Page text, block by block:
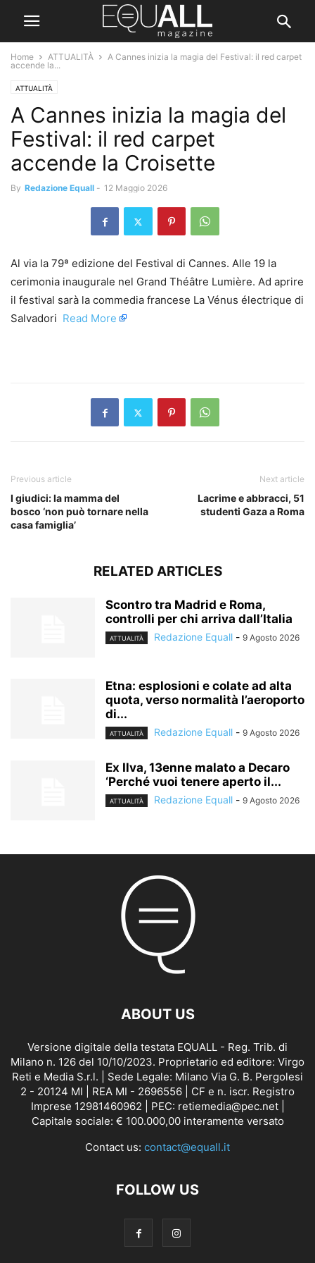
Home ATTUALITÀ
A Cannes inizia la magia del Festival: il red carpet
accende la...
ATTUALITÀ
A Cannes inizia la magia del
Festival: il red carpet
accende la Croisette
By Redazione Equall - 12 Maggio 2026
Al via la 79ª edizione del Festival di Cannes. Alle 19 la
cerimonia inaugurale nel Grand Théâtre Lumière. Ad aprire
il festival sarà la commedia francese La Vénus électrique di
Salvadori ​ Read More
Previous article
I giudici: la mamma del
bosco ‘non può tornare nella
casa famiglia’
Next article
Lacrime e abbracci, 51
studenti Gaza a Roma
RELATED ARTICLES
Scontro tra Madrid e Roma,
controlli per chi arriva dall’Italia
ATTUALITÀ Redazione Equall - 9 Agosto 2026
Etna: esplosioni e colate ad alta
quota, verso normalità l’aeroporto
di...
ATTUALITÀ Redazione Equall - 9 Agosto 2026
Ex Ilva, 13enne malato a Decaro
‘Perché vuoi tenere aperto il...
ATTUALITÀ Redazione Equall - 9 Agosto 2026
ABOUT US
Versione digitale della testata EQUALL - Reg. Trib. di
Milano n. 126 del 10/10/2023. Proprietario ed editore: Virgo
Reti e Media S.r.l. | Sede Legale: Milano Via G. B. Pergolesi
2 - 20124 MI | REA MI - 2696556 | CF e n. iscr. Registro
Imprese 12981460962 | PEC: retiemedia@pec.net |
Capitale sociale: € 100.000,00 interamente versato
Contact us: contact@equall.it
FOLLOW US